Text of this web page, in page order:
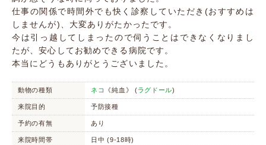
仕事の関係で時間外でも快く診察していただき(おすすめは
しませんが)、大変ありがたかったです。
今は引っ越してしまったので伺うことはできなくなりまし
たが、安心してお勧めできる病院です。
本当にどうもありがとうございました。
動物の種類 ネコ 《純血》 (ラグドール)
来院目的 予防接種
予約の有無 あり
来院時間帯 日中 (9-18時)